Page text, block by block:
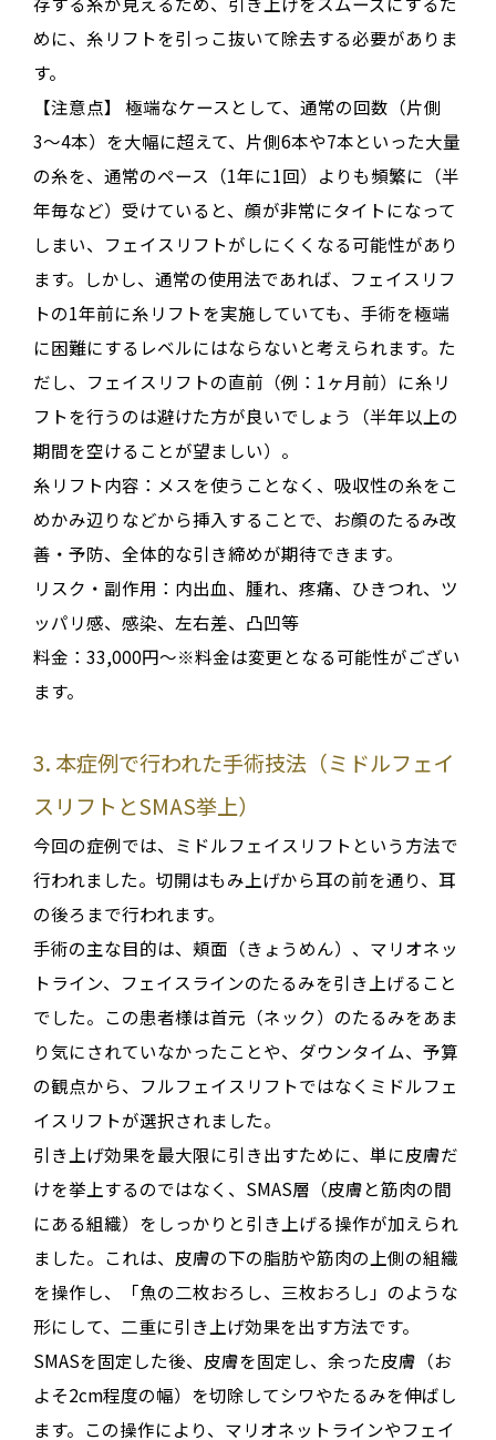
めに、糸リフトを引っこ抜いて除去する必要がありま
す。
【注意点】
極端なケースとして、通常の回数（片側
3〜4本）を大幅に超えて、片側6本や7本といった大量
の糸を、通常のペース（1年に1回）よりも頻繁に（半
年毎など）受けていると、顔が非常にタイトになって
しまい、フェイスリフトがしにくくなる可能性があり
ます。しかし、通常の使用法であれば、フェイスリフ
トの1年前に糸リフトを実施していても、手術を極端
に困難にするレベルにはならないと考えられます。た
だし、フェイスリフトの直前（例：1ヶ月前）に糸リ
フトを行うのは避けた方が良いでしょう（半年以上の
期間を空けることが望ましい） 。
糸リフト内容： メスを使うことなく、吸収性の糸をこ
めかみ辺りなどから挿入することで、お顔のたるみ改
善・予防、全体的な引き締めが期待できます。
リスク・副作用： 内出血、腫れ、疼痛、ひきつれ、ツ
ッパリ感、感染、左右差、凸凹等
料金：33,000円～※料金は変更となる可能性がござい
ます。
3. 本症例で行われた手術技法（ミドルフェイ
スリフトとSMAS挙上）
今回の症例では、ミドルフェイスリフトという方法で
行われました。切開はもみ上げから耳の前を通り、耳
の後ろまで行われます。
手術の主な目的は、 頬面（きょうめん）、マリオネッ
トライン、フェイスラインのたるみを引き上げること
でした。この患者様は首元（ネック）のたるみをあま
り気にされていなかったことや、ダウンタイム、予算
の観点から、フルフェイスリフトではなくミドルフェ
イスリフトが選択されました。
引き上げ効果を最大限に引き出すために、単に皮膚だ
けを挙上するのではなく、SMAS層（皮膚と筋肉の間
にある組織）をしっかりと引き上げる操作が加えられ
ました。これは、皮膚の下の脂肪や筋肉の上側の組織
を操作し、「魚の二枚おろし、三枚おろし」のような
形にして、二重に引き上げ効果を出す方法です。
SMASを固定した後、皮膚を固定し、余った皮膚（お
よそ2cm程度の幅）を切除してシワやたるみを伸ばし
ます。この操作により、マリオネットラインやフェイ